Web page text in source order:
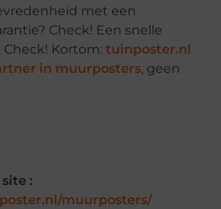
met een
Check! Een snelle
Kortom: tuinposter.nl
in muurposters, geen
:
muurposters/